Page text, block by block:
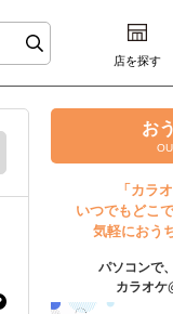
店を探す
ログイ
マイページ
プレミアムサービ
DAM★とも動画
お
「カラ
いつでもどこ
気軽におう
パソコンで
カラオケ